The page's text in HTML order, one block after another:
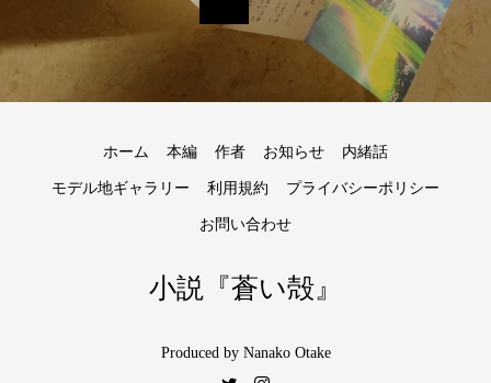
ホーム 本編 作者 お知らせ 内緒話
モデル地ギャラリー 利用規約 プライバシーポリシー
お問い合わせ
小説『蒼い殻』
Produced by Nanako Otake